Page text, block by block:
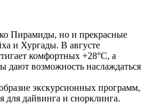
Пирамиды, но и прекрасные
и Хургады. В августе
комфортных +28°C, а
дают возможность наслаждаться
экскурсионных программ,
для дайвинга и снорклинга.